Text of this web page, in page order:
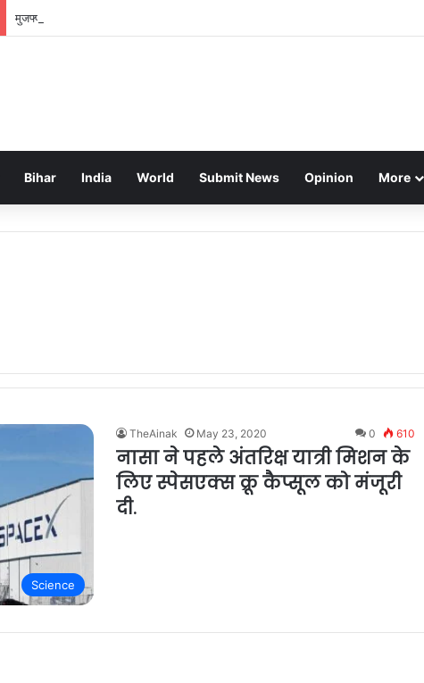
मुजफ्फरपुर में बैंककर्मी बन ठगों ने रिटायर्ड शिक्षक दंपती से लूटे 4.80 लाख रुपये, पुलिस जांच में जुटी
Bihar India World Submit News Opinion More
Science
TheAinak May 23, 2020 0 610
नासा ने पहले अंतरिक्ष यात्री मिशन के
लिए स्पेसएक्स क्रू कैप्सूल को मंजूरी
दी.